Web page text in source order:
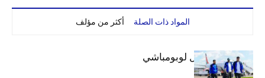
المواد ذات الصلة أكثر من مؤلف
بعثة الهلال تصل لوبومباشي